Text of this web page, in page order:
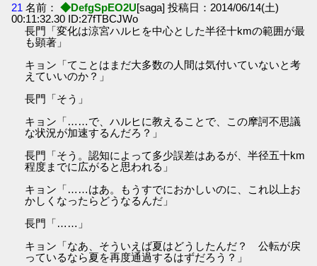
21 名前： ◆DefgSpEO2U[saga] 投稿日：2014/06/14(土)
00:11:32.30 ID:27fTBCJWo
長門「変化は涼宮ハルヒを中心とした半径十kmの範囲が最
も顕著」
キョン「てことはまだ大多数の人間は気付いていないと考
えていいのか？」
長門「そう」
キョン「……で、ハルヒに教えることで、この摩訶不思議
な状況が加速するんだろ？」
長門「そう。認知によって多少誤差はあるが、半径五十km
程度までに広がると思われる」
キョン「……はあ。もうすでにおかしいのに、これ以上お
かしくなったらどうなるんだ」
長門「……」
キョン「なあ、そういえば夏はどうしたんだ？ 公転が戻
っているなら夏を再度通過するはずだろう？」